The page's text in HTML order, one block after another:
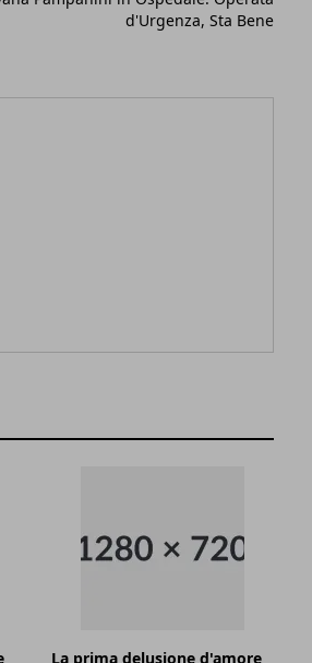
d'Urgenza, Sta Bene
La prima delusione d'amore